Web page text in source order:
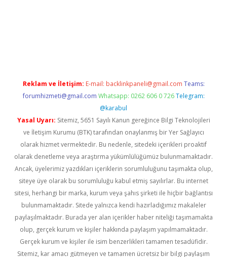
Reklam ve İletişim: E-mail: backlinkpaneli@gmail.com Teams:
forumhizmeti@gmail.com Whatsapp: 0262 606 0 726 Telegram:
@karabul
Yasal Uyarı: Sitemiz, 5651 Sayılı Kanun gereğince Bilgi Teknolojileri
ve İletişim Kurumu (BTK) tarafından onaylanmış bir Yer Sağlayıcı
olarak hizmet vermektedir. Bu nedenle, sitedeki içerikleri proaktif
olarak denetleme veya araştırma yükümlülüğümüz bulunmamaktadır.
Ancak, üyelerimiz yazdıkları içeriklerin sorumluluğunu taşımakta olup,
siteye üye olarak bu sorumluluğu kabul etmiş sayılırlar. Bu internet
sitesi, herhangi bir marka, kurum veya şahıs şirketi ile hiçbir bağlantısı
bulunmamaktadır. Sitede yalnızca kendi hazırladığımız makaleler
paylaşılmaktadır. Burada yer alan içerikler haber niteliği taşımamakta
olup, gerçek kurum ve kişiler hakkında paylaşım yapılmamaktadır.
Gerçek kurum ve kişiler ile isim benzerlikleri tamamen tesadüfidir.
Sitemiz, kar amacı gütmeyen ve tamamen ücretsiz bir bilgi paylaşım